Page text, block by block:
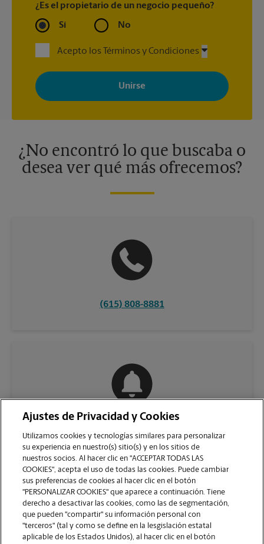
¿Es el propietario de un negocio pequeño?
Sí No
Acepto los Términos y Condiciones
Al registrarse, acepta recibir correos electrónicos de The UPS
Store con noticias, ofertas especiales, promociones y mensajes
adaptados a sus intereses. Puede darse de baja en cualquier
momento. Para más información, consulte nuestra política de
¿No encontró lo que buscaba o
desea ver qué más ofrecemos?
(615) 808-8881
Ajustes de Privacidad y Cookies
Utilizamos cookies y tecnologías similares para personalizar
su experiencia en nuestro(s) sitio(s) y en los sitios de
nuestros socios. Al hacer clic en "ACCEPTAR TODAS LAS
COOKIES", acepta el uso de todas las cookies. Puede cambiar
sus preferencias de cookies al hacer clic en el botón
"PERSONALIZAR COOKIES" que aparece a continuación. Tiene
derecho a desactivar las cookies, como las de segmentación,
que pueden "compartir" su información personal con
"terceros" (tal y como se define en la lesgislación estatal
aplicable de los Estados Unidos), al hacer clic en el botón